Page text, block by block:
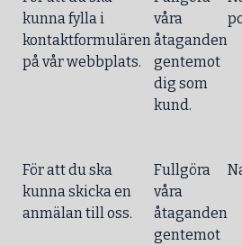
kunna fylla i
kontaktformulären
på vår webbplats.
våra
åtaganden
gentemot
dig som
kund.
För att du ska
kunna skicka en
anmälan till oss.
Fullgöra
våra
åtaganden
gentemot